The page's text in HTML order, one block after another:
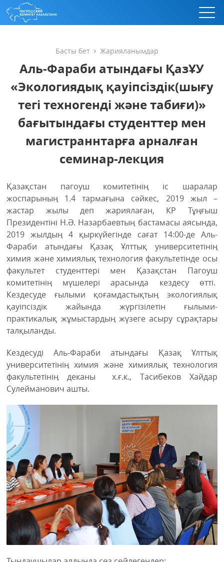
Басты бет Жарияланымдар
Аль-Фараби атындағы ҚазҰУ
«Экологиядық қауіпсіздік(шығу
тегі техногенді және табиғи)»
бағытындағы студенттер мен
магистраннтарға арналған
семинар-лекция
Қазақстан пагоуш комитетінің іс шаралар
жоспарының 1.4 тармағына сәйкес, 2019 жыл –
жастар жылы деп жариялаған, КР Тұңғыш
Президентіні Н.Ә. Назарбаевтың бастамасы аясында,
2019 жылдың 4 қыркүйегінде сағат 14:00-де Аль-
Фараби атындағы Қазақ Ұлттық университетінің
химия және химиялық технология факультетінде осы
факультет студенттері мен Қазақстан Пагоуш
комитетінің мүшелері арасында кездесу өтті.
Кездесуде ғылыми қоғамдастықтың экологиялық
қауіпсіздік жайында жүргізілетін ғылыми-
практикалық жұмыстардың жүзеге асыру сұрақтары
талқыланды.
Кездесуді Аль-Фараби атындағы Қазақ Ұлттық
университетінің химия және химиялық технология
факультетінің деканы х.ғ.к., Тасибеков Хайдар
Сулейманович ашты.